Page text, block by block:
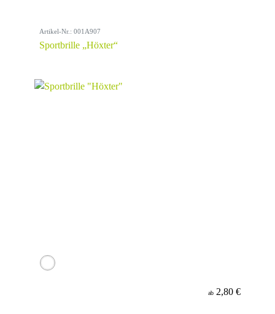
Artikel-Nr.: 001A907
Sportbrille „Höxter“
ab 2,80 €